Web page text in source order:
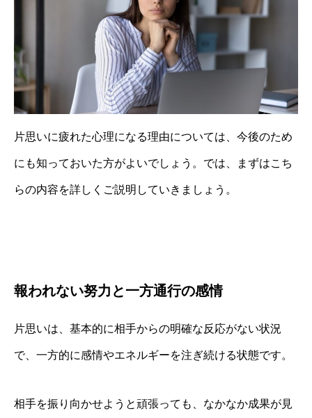
片思いに疲れた心理になる理由については、今後のため
にも知っておいた方がよいでしょう。では、まずはこち
らの内容を詳しくご説明していきましょう。
報われない努力と一方通行の感情
片思いは、基本的に相手からの明確な反応がない状況
で、一方的に感情やエネルギーを注ぎ続ける状態です。
相手を振り向かせようと頑張っても、なかなか成果が見